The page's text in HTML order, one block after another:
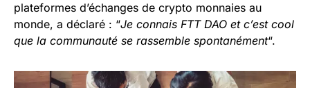
plateformes d’échanges de crypto monnaies au
monde, a déclaré : “Je connais FTT DAO et c’est cool
que la communauté se rassemble spontanément“.